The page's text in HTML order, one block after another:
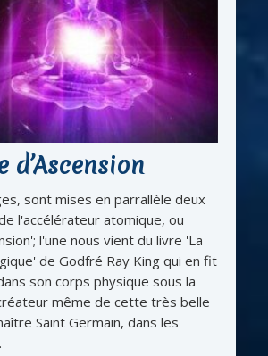
d’Ascension
sont mises en parrallèle deux
l'accélérateur atomique, ou
l'une nous vient du livre 'La
de Godfré Ray King qui en fit
son corps physique sous la
même de cette très belle
Saint Germain, dans les